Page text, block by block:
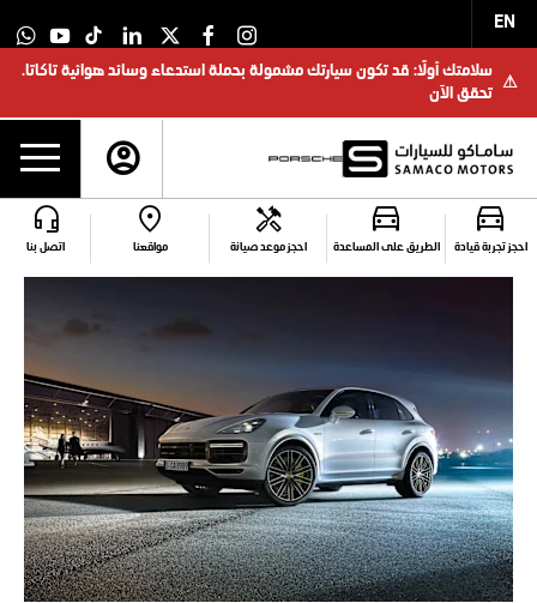
EN
⚠ سلامتك أولًا: قد تكون سيارتك مشمولة بحملة استدعاء وسائد هوائية تاكاتا.
تحقق الآن
احجز تجربة قيادة الطريق على المساعدة احجز موعد صيانة مواقعنا اتصل بنا
للاستفسار